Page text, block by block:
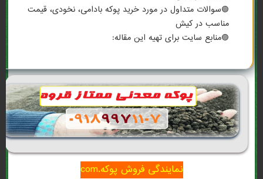
🟢سوالات متداول در مورد خرید پوکه بادامی، نخودی، قیمت
مناسب در كيش
🟣منابع سایت برای تهیه این مقاله:
نمایندگی فروش پوکه.com